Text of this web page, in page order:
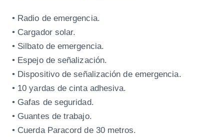
• Radio de emergencia.
• Cargador solar.
• Silbato de emergencia.
• Espejo de señalización.
• Dispositivo de señalización de emergencia.
• 10 yardas de cinta adhesiva.
• Gafas de seguridad.
• Guantes de trabajo.
• Cuerda Paracord de 30 metros.